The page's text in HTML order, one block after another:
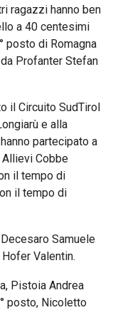
ragazzi hanno ben
a 40 centesimi
posto di Romagna
Profanter Stefan
il Circuito SudTirol
e alla
partecipato a
Cobbe
il tempo di
il tempo di
Samuele
Valentin.
Pistoia Andrea
posto, Nicoletto